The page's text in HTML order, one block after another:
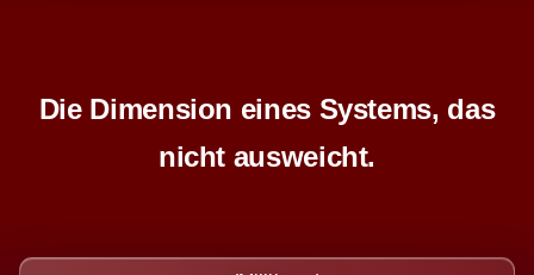
Die Dimension eines Systems, das
nicht ausweicht.